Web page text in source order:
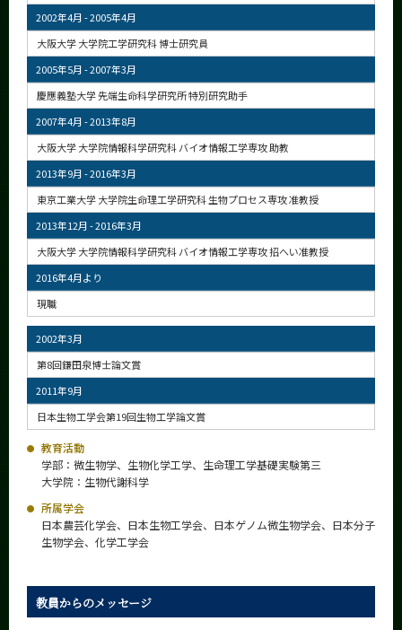
2002年4月 - 2005年4月
大阪大学 大学院工学研究科 博士研究員
2005年5月 - 2007年3月
慶應義塾大学 先端生命科学研究所 特別研究助手
2007年4月 - 2013年8月
大阪大学 大学院情報科学研究科 バイオ情報工学専攻 助教
2013年9月 - 2016年3月
東京工業大学 大学院生命理工学研究科 生物プロセス専攻 准教授
2013年12月 - 2016年3月
大阪大学 大学院情報科学研究科 バイオ情報工学専攻 招へい准教授
2016年4月より
現職
2002年3月
第8回鎌田泉博士論文賞
2011年9月
日本生物工学会第19回生物工学論文賞
教育活動
学部：微生物学、生物化学工学、生命理工学基礎実験第三
大学院：生物代謝科学
所属学会
日本農芸化学会、日本生物工学会、日本ゲノム微生物学会、日本分子
生物学会、化学工学会
教員からのメッセージ